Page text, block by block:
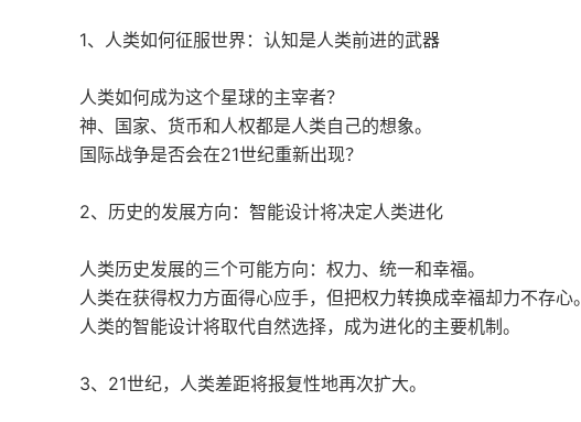
1、人类如何征服世界：认知是人类前进的武器
人类如何成为这个星球的主宰者？
神、国家、货币和人权都是人类自己的想象。
国际战争是否会在21世纪重新出现？
2、历史的发展方向：智能设计将决定人类进化
人类历史发展的三个可能方向：权力、统一和幸福。
人类在获得权力方面得心应手，但把权力转换成幸福却力不存心。
人类的智能设计将取代自然选择，成为进化的主要机制。
3、21世纪，人类差距将报复性地再次扩大。